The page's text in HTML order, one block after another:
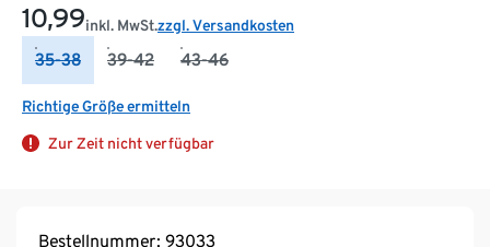
10,99inkl. MwSt.zzgl. Versandkosten
35-38 39-42 43-46
Richtige Größe ermitteln
Zur Zeit nicht verfügbar
Bestellnummer: 93033